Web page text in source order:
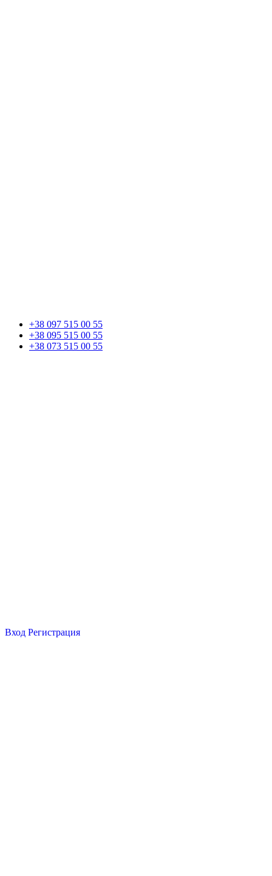
+38 097 515 00 55
+38 095 515 00 55
+38 073 515 00 55
Вход Регистрация